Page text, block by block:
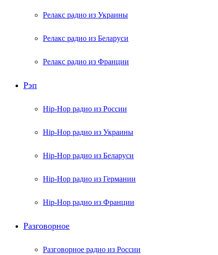
Релакс радио из Украины
Релакс радио из Беларуси
Релакс радио из Франции
Рэп
Hip-Hop радио из России
Hip-Hop радио из Украины
Hip-Hop радио из Беларуси
Hip-Hop радио из Германии
Hip-Hop радио из Франции
Разговорное
Разговорное радио из России